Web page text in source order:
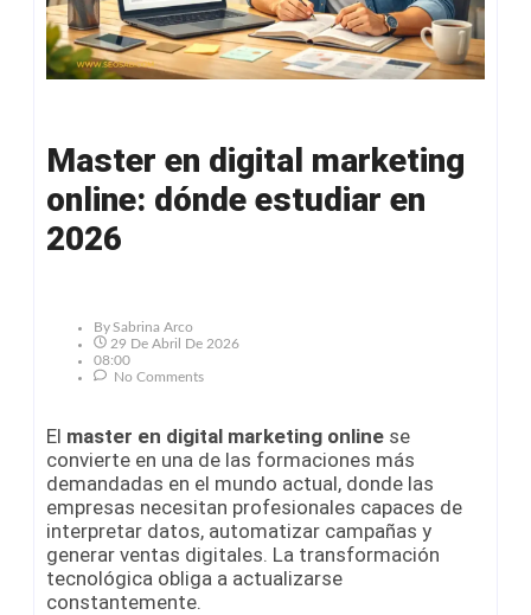
Master en digital marketing
online: dónde estudiar en
2026
By Sabrina Arco
29 De Abril De 2026
08:00
No Comments
El master en digital marketing online se
convierte en una de las formaciones más
demandadas en el mundo actual, donde las
empresas necesitan profesionales capaces de
interpretar datos, automatizar campañas y
generar ventas digitales. La transformación
tecnológica obliga a actualizarse
constantemente.